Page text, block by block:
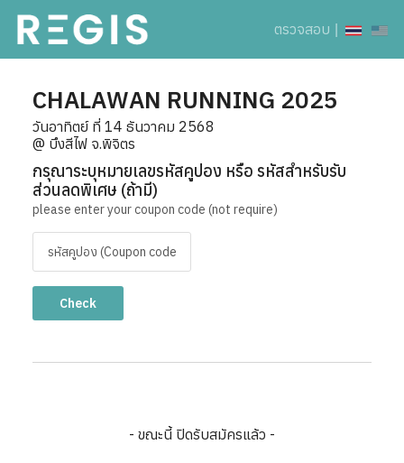
ตรวจสอบ
CHALAWAN RUNNING 2025
วันอาทิตย์ ที่ 14 ธันวาคม 2568
@ บึงสีไฟ จ.พิจิตร
กรุณาระบุหมายเลขรหัสคูปอง หรือ รหัสสำหรับรับ
ส่วนลดพิเศษ (ถ้ามี)
please enter your coupon code (not require)
Check
- ขณะนี้ ปิดรับสมัครแล้ว -